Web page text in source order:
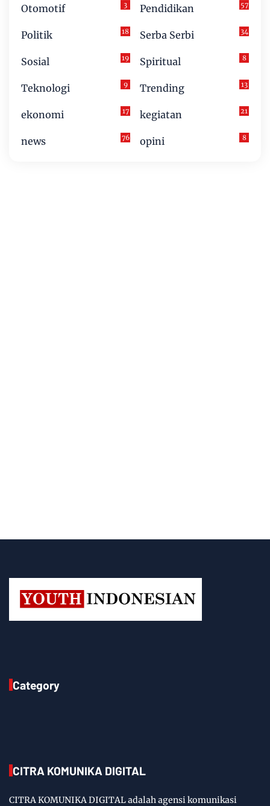
Otomotif 3 Pendidikan 57
Politik 18 Serba Serbi 34
Sosial 19 Spiritual 8
Teknologi 9 Trending 13
ekonomi 17 kegiatan 21
news 76 opini 8
Category
CITRA KOMUNIKA DIGITAL
CITRA KOMUNIKA DIGITAL adalah agensi komunikasi